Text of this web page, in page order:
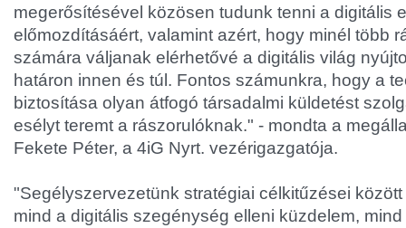
megerősítésével közösen tudunk tenni a digitális
előmozdításáért, valamint azért, hogy minél több
számára váljanak elérhetővé a digitális világ
határon innen és túl. Fontos számunkra, hogy a
biztosítása olyan átfogó társadalmi küldetést
esélyt teremt a rászorulóknak." - mondta a
Fekete Péter, a 4iG Nyrt. vezérigazgatója.
"Segélyszervezetünk stratégiai célkitűzései
mind a digitális szegénység elleni küzdelem,